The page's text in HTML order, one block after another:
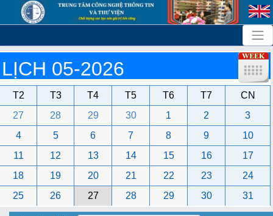
LỊCH 05-2026
T2 T3 T4 T5 T6 T7
CN
27
28 29 30 1 2
3
4
5 6 7 8 9
10
11
12 13 14 15 16
17
18
19 20 21 22 23
24
25
26 27 28 29 30 31